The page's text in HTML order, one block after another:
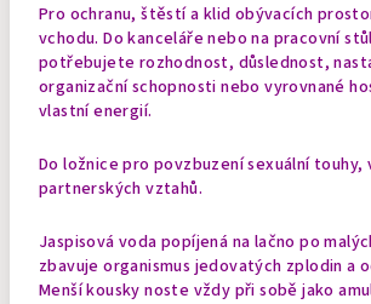
Pro ochranu, štěstí a klid obývacích
vchodu. Do kanceláře nebo na pracovní
potřebujete rozhodnost, důslednost,
organizační schopnosti nebo vyrovnané
vlastní energií.
Do ložnice pro povzbuzení sexuální touhy,
partnerských vztahů.
Jaspisová voda popíjená na lačno po
zbavuje organismus jedovatých zplodin a
Menší kousky noste vždy při sobě jako